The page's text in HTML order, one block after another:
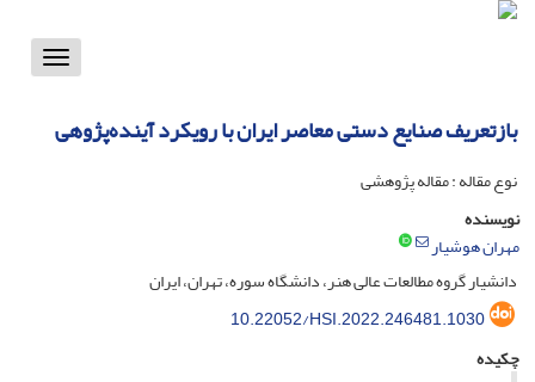
Toggle
بازتعریف صنایع دستی معاصر ایران با رویکرد آینده‌پژوهی
نوع مقاله : مقاله پژوهشی
نویسنده
مهران هوشیار
دانشیار گروه مطالعات عالی هنر، دانشگاه سوره، تهران، ایران
10.22052/HSI.2022.246481.1030
چکیده